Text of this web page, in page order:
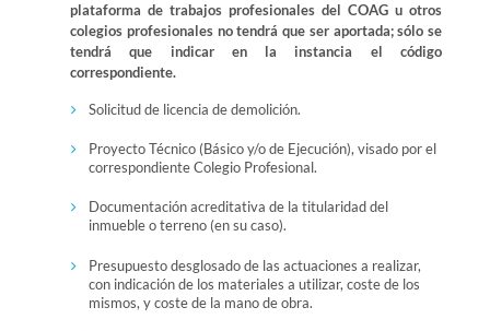
plataforma de trabajos profesionales del COAG u otros
colegios profesionales no tendrá que ser aportada; sólo se
tendrá que indicar en la instancia el código
correspondiente.
Solicitud de licencia de demolición.
Proyecto Técnico (Básico y/o de Ejecución), visado por el
correspondiente Colegio Profesional.
Documentación acreditativa de la titularidad del
inmueble o terreno (en su caso).
Presupuesto desglosado de las actuaciones a realizar,
con indicación de los materiales a utilizar, coste de los
mismos, y coste de la mano de obra.